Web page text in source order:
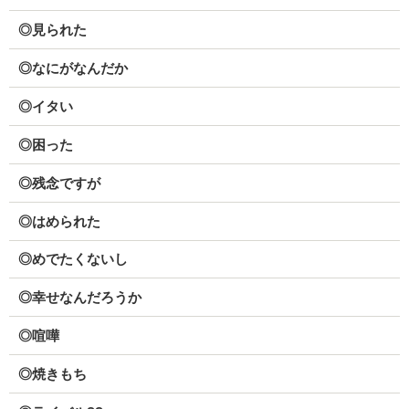
◎見られた
◎なにがなんだか
◎イタい
◎困った
◎残念ですが
◎はめられた
◎めでたくないし
◎幸せなんだろうか
◎喧嘩
◎焼きもち